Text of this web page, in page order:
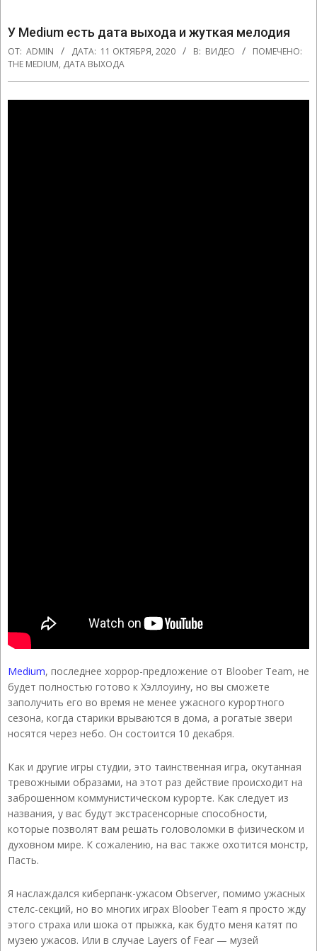
У Medium есть дата выхода и жуткая мелодия
ОТ: ADMIN ДАТА: 11 ОКТЯБРЯ, 2020 В: ВИДЕО
ПОМЕЧЕНО:
THE MEDIUM, ДАТА ВЫХОДА
Medium, последнее хоррор-предложение от Bloober Team, не
будет полностью готово к Хэллоуину, но вы сможете
заполучить его во время не менее ужасного курортного
сезона, когда старики врываются в дома, а рогатые звери
носятся через небо. Он состоится 10 декабря.
Как и другие игры студии, это таинственная игра, окутанная
тревожными образами, на этот раз действие происходит на
заброшенном коммунистическом курорте. Как следует из
названия, у вас будут экстрасенсорные способности,
которые позволят вам решать головоломки в физическом и
духовном мире. К сожалению, на вас также охотится монстр,
Пасть.
Я наслаждался киберпанк-ужасом Observer, помимо ужасных
стелс-секций, но во многих играх Bloober Team я просто жду
этого страха или шока от прыжка, как будто меня катят по
музею ужасов. Или в случае Layers of Fear — музей